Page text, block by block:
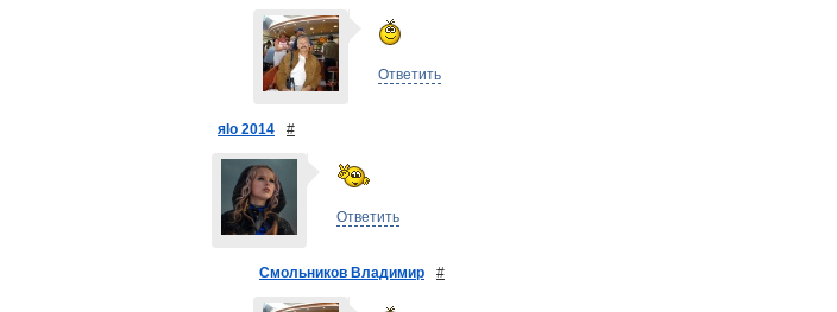
Ответить
яlo 2014 #
Ответить
Смольников Владимир #